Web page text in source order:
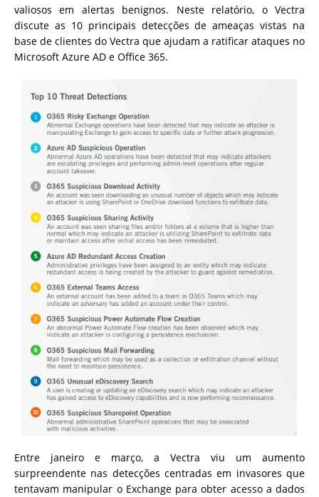
valiosos em alertas benignos. Neste relatório, o Vectra
discute as 10 principais detecções de ameaças vistas na
base de clientes do Vectra que ajudam a ratificar ataques no
Microsoft Azure AD e Office 365.
Entre janeiro e março, a Vectra viu um aumento
surpreendente nas detecções centradas em invasores que
tentavam manipular o Exchange para obter acesso a dados